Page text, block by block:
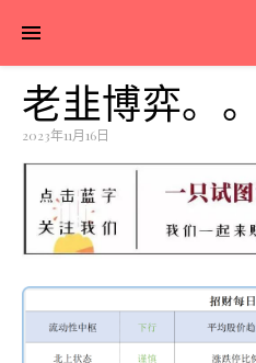
老韭博弈。。
2023年11月16日